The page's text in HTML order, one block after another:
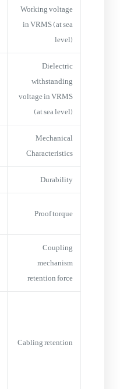
Working voltage
in VRMS (at sea
level)
Dielectric
withstanding
voltage in VRMS
(at sea level)
Mechanical
Characteristics
Durability
Proof torque
Coupling
mechanism
retention force
Cabling retention